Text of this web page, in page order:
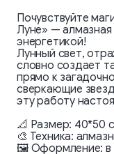
Почувствуйте
Луне» —
энергетикой!
Лунный свет,
словно создает
прямо к
сверкающие
эту работу
📐 Размер: 40*50
🎨 Техника:
🖼️ Оформление: в